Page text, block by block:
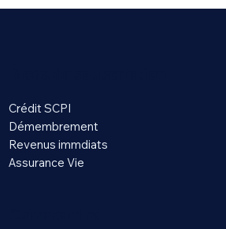
Crédit SCPI
Démembrement
Revenus immdiats
Assurance Vie